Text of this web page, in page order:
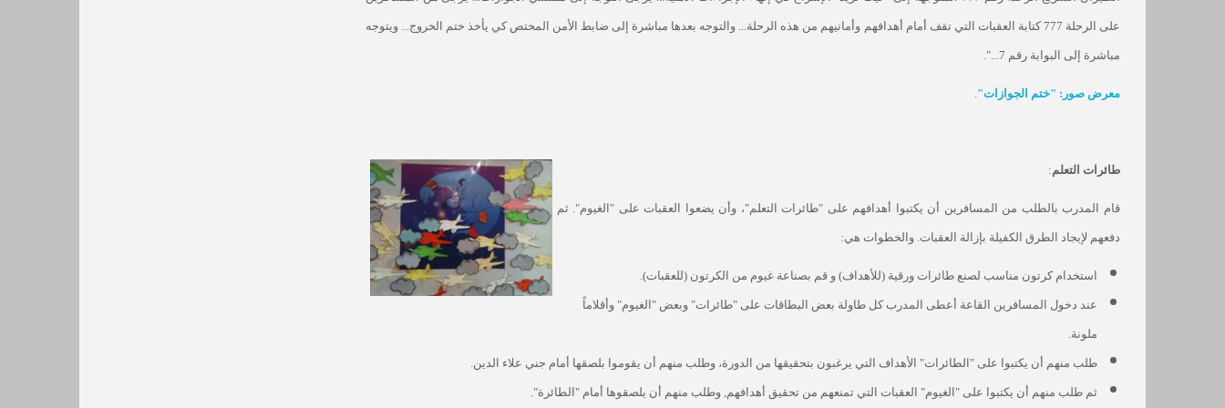
على الرحلة 777 كتابة العقبات التي تقف أمام أهدافهم وأمانيهم من هذه الرحلة... والتوجه بعدها مباشرة إلى ضابط الأمن المختص كي يأخذ ختم الخروج... ويتوجه
مباشرة إلى البوابة رقم 7...".
معرض صور: "ختم الجوازات".
طائرات التعلم:
قام المدرب بالطلب من المسافرين أن يكتبوا أهدافهم على "طائرات التعلم"، وأن يضعوا العقبات على "الغيوم". ثم
دفعهم لإيجاد الطرق الكفيلة بإزالة العقبات. والخطوات هي:
استخدام كرتون مناسب لصنع طائرات ورقية (للأهداف) و قم بصناعة غيوم من الكرتون (للعقبات).
عند دخول المسافرين القاعة أعطى المدرب كل طاولة بعض البطاقات على "طائرات" وبعض "الغيوم" وأقلاماً
ملونة.
طلب منهم أن يكتبوا على "الطائرات" الأهداف التي يرغبون بتحقيقها من الدورة، وطلب منهم أن يقوموا بلصقها أمام جني علاء الدين.
ثم طلب منهم أن يكتبوا على "الغيوم" العقبات التي تمنعهم من تحقيق أهدافهم, وطلب منهم أن يلصقوها أمام "الطائرة".